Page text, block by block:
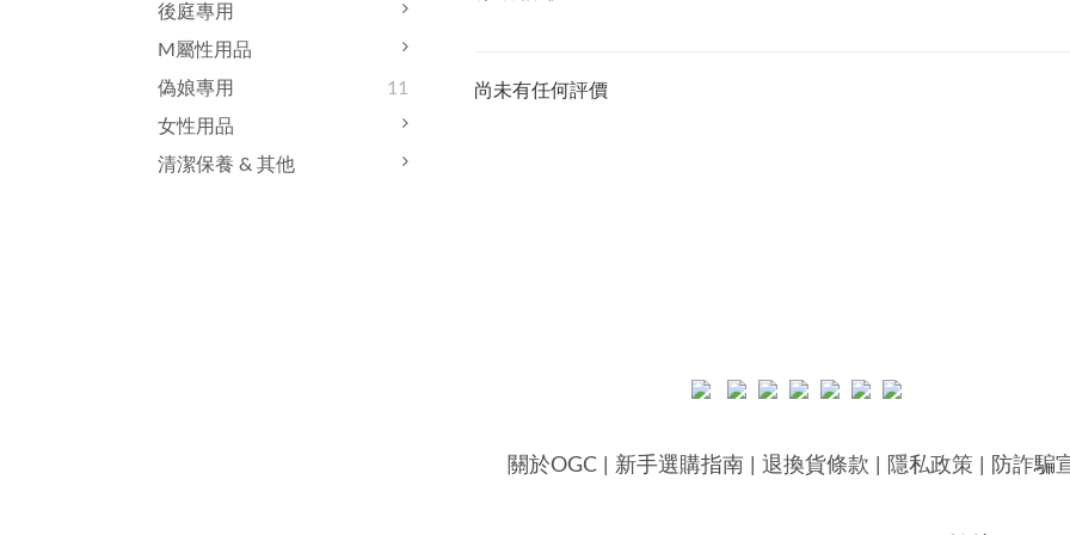
後庭專用
M屬性用品
偽娘專用
11
女性用品
清潔保養 & 其他
尚未有任何評價
關於OGC| 新手選購指南| 退換貨條款 隱私政策 防詐騙